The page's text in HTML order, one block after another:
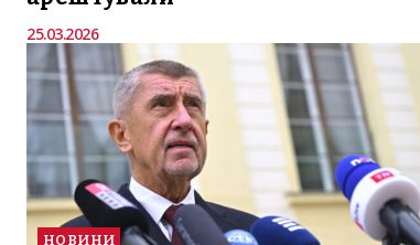
25.03.2026
НОВИНИ